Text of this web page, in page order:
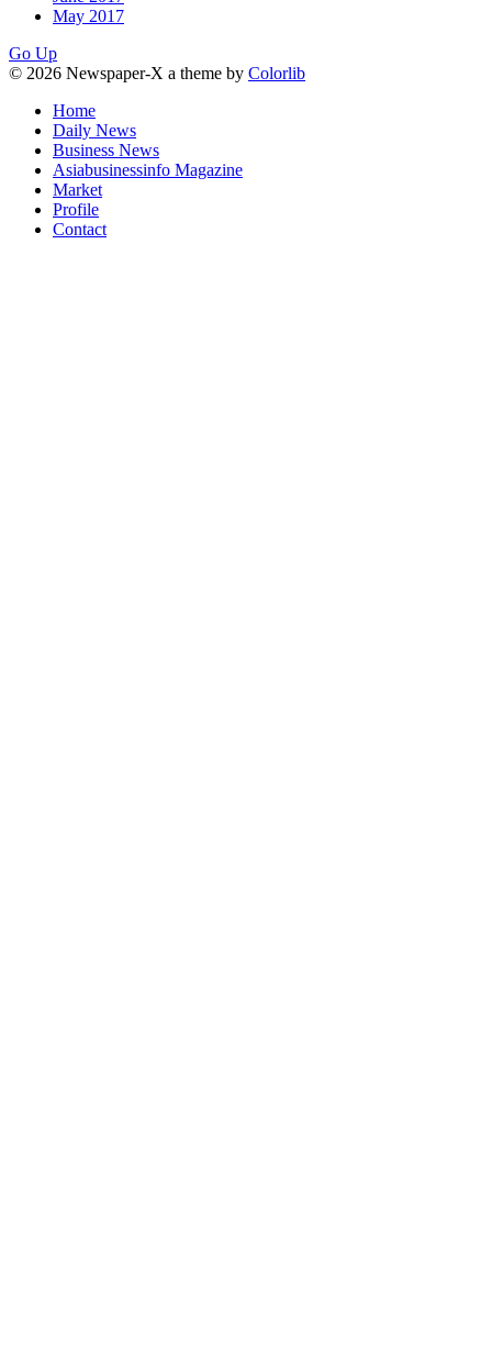
May 2017
Go Up
© 2026 Newspaper-X a theme by Colorlib
Home
Daily News
Business News
Asiabusinessinfo Magazine
Market
Profile
Contact